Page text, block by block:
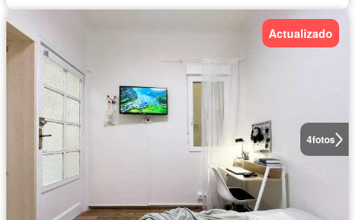
4fotos
Actualizado